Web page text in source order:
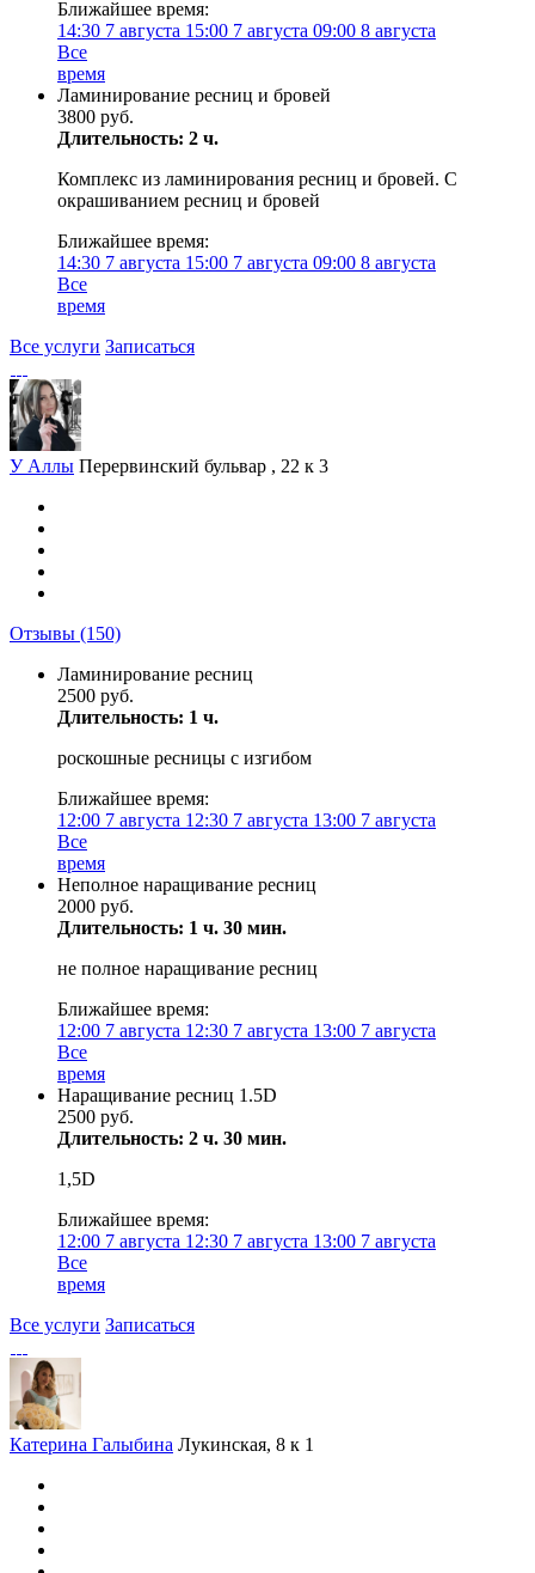
Ближайшее время:
14:30 7 августа 15:00 7 августа 09:00 8 августа
Все
время
Ламинирование ресниц и бровей
3800 руб.
Длительность: 2 ч.
Комплекс из ламинирования ресниц и бровей. С
окрашиванием ресниц и бровей
Ближайшее время:
14:30 7 августа 15:00 7 августа 09:00 8 августа
Все
время
Все услуги Записаться
У Аллы Перервинский бульвар , 22 к 3
Отзывы (150)
Ламинирование ресниц
2500 руб.
Длительность: 1 ч.
роскошные ресницы с изгибом
Ближайшее время:
12:00 7 августа 12:30 7 августа 13:00 7 августа
Все
время
Неполное наращивание ресниц
2000 руб.
Длительность: 1 ч. 30 мин.
не полное наращивание ресниц
Ближайшее время:
12:00 7 августа 12:30 7 августа 13:00 7 августа
Все
время
Наращивание ресниц 1.5D
2500 руб.
Длительность: 2 ч. 30 мин.
1,5D
Ближайшее время:
12:00 7 августа 12:30 7 августа 13:00 7 августа
Все
время
Все услуги Записаться
Катерина Галыбина Лукинская, 8 к 1